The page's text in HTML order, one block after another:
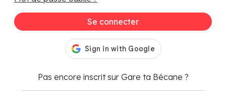
Se connecter
Pas encore inscrit sur Gare ta Bécane ?